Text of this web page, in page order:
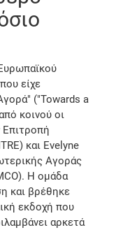
είχε
("Towards a
κοινού οι
Επιτροπή
και Evelyne
Αγοράς
Η ομάδα
και βρέθηκε
εκδοχή που
αρκετά